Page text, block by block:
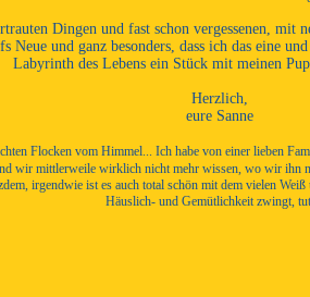
Dingen und fast schon vergessenen, mit
Neue und ganz besonders, dass ich das eine
Labyrinth des Lebens ein Stück mit meinen
Herzlich,
eure Sanne
Flocken vom Himmel... Ich habe von einer lieben
wir mittlerweile wirklich nicht mehr wissen, wo wir ihn
irgendwie ist es auch total schön mit dem vielen
Häuslich- und Gemütlichkeit zwingt,